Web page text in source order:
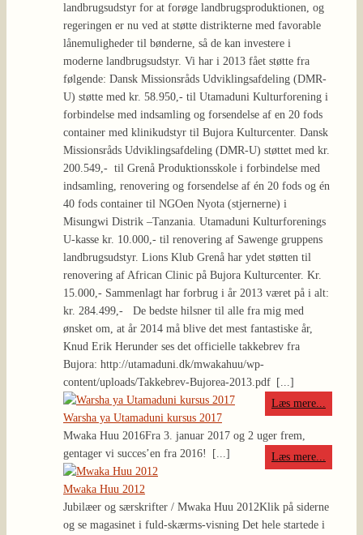
landbrugsudstyr for at forøge landbrugsproduktionen, og
regeringen er nu ved at støtte distrikterne med favorable
lånemuligheder til bønderne, så de kan investere i
moderne landbrugsudstyr. Vi har i 2013 fået støtte fra
følgende: Dansk Missionsråds Udviklingsafdeling (DMR-
U) støtte med kr. 58.950,- til Utamaduni Kulturforening i
forbindelse med indsamling og forsendelse af en 20 fods
container med klinikudstyr til Bujora Kulturcenter. Dansk
Missionsråds Udviklingsafdeling (DMR-U) støttet med kr.
200.549,- til Grenå Produktionsskole i forbindelse med
indsamling, renovering og forsendelse af én 20 fods og én
40 fods container til NGOen Nyota (stjernerne) i
Misungwi Distrik –Tanzania. Utamaduni Kulturforenings
U-kasse kr. 10.000,- til renovering af Sawenge gruppens
landbrugsudstyr. Lions Klub Grenå har ydet støtten til
renovering af African Clinic på Bujora Kulturcenter. Kr.
15.000,- Sammenlagt har forbrug i år 2013 været på i alt:
kr. 284.499,- De bedste hilsner til alle fra mig med
ønsket om, at år 2014 må blive det mest fantastiske år,
Knud Erik Herunder ses det officielle takkebrev fra
Bujora: http://utamaduni.dk/mwakahuu/wp-
content/uploads/Takkebrev-Bujorea-2013.pdf [...]
Læs mere...
Warsha ya Utamaduni kursus 2017
Mwaka Huu 2016Fra 3. januar 2017 og 2 uger frem,
gentager vi succes’en fra 2016!
[...] Læs mere...
Mwaka Huu 2012
Jubilæer og særskrifter / Mwaka Huu 2012Klik på siderne
og se magasinet i fuld-skærms-visning Det hele startede i